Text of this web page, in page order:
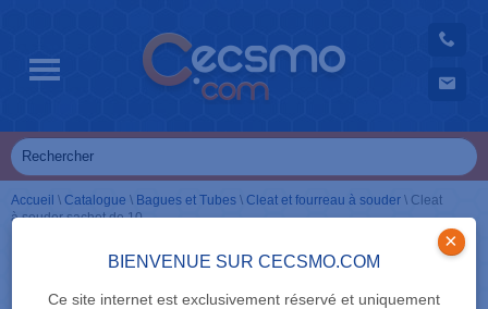
BIENVENUE SUR CECSMO.COM
Ce site internet est exclusivement réservé et uniquement
×
Accueil \ Catalogue \ Bagues et Tubes \ Cleat et fourreau à souder \ Cleat
à souder sachet de 10